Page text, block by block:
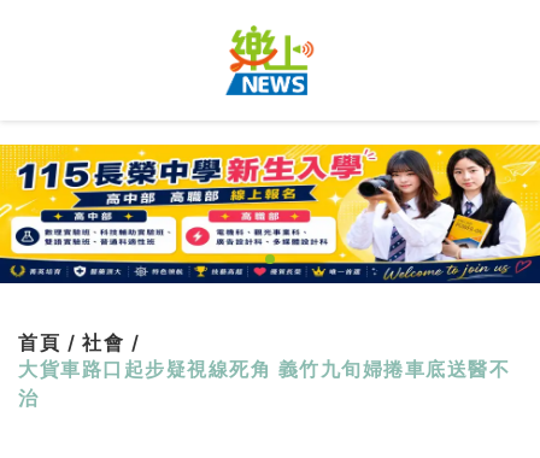
首頁 / 社會 /
大貨車路口起步疑視線死角 義竹九旬婦捲車底送醫不
治